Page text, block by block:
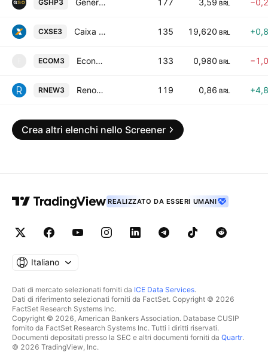
GSHP3 General Shopping e Outlets do Brasil S.A. 177 3,59 BRL
CXSE3 Caixa Seguridade Participacoes SA 135 19,620 BRL
ECOM3 Economatica SA 133 0,980 BRL
RNEW3 Renova Energia S.A. 119 0,86 BRL
Crea altri elenchi nello Screener
REALIZZATO DA ESSERI UMANI
Italiano
Dati di mercato selezionati forniti da ICE Data Services.
Dati di riferimento selezionati forniti da FactSet. Copyright © 2026
FactSet Research Systems Inc.
Copyright © 2026, American Bankers Association. Database CUSIP
fornito da FactSet Research Systems Inc. Tutti i diritti riservati.
Documenti depositati presso la SEC e altri documenti forniti da Quartr.
© 2026 TradingView, Inc.